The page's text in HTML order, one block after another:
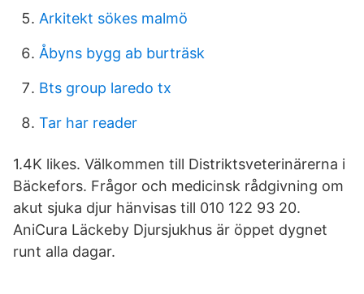
Arkitekt sökes malmö
Åbyns bygg ab burträsk
Bts group laredo tx
Tar har reader
1.4K likes. Välkommen till Distriktsveterinärerna i
Bäckefors. Frågor och medicinsk rådgivning om
akut sjuka djur hänvisas till 010 122 93 20.
AniCura Läckeby Djursjukhus är öppet dygnet
runt alla dagar.